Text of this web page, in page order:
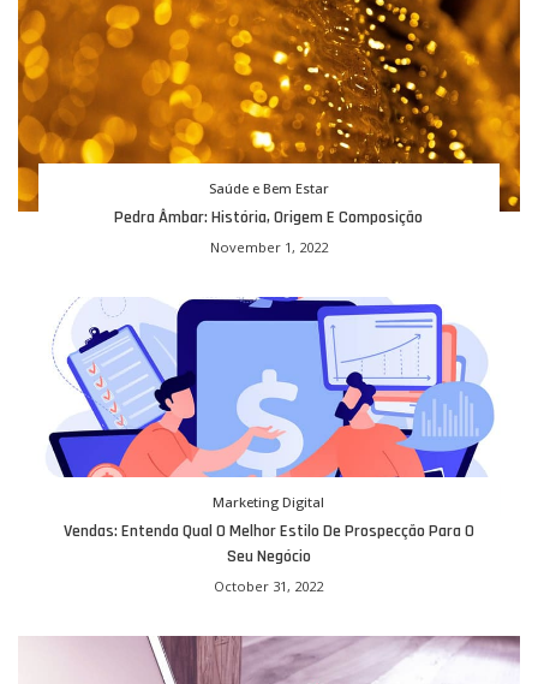
Saúde e Bem Estar
Pedra Âmbar: História, Origem E Composição
November 1, 2022
Marketing Digital
Vendas: Entenda Qual O Melhor Estilo De Prospecção Para O
Seu Negócio
October 31, 2022